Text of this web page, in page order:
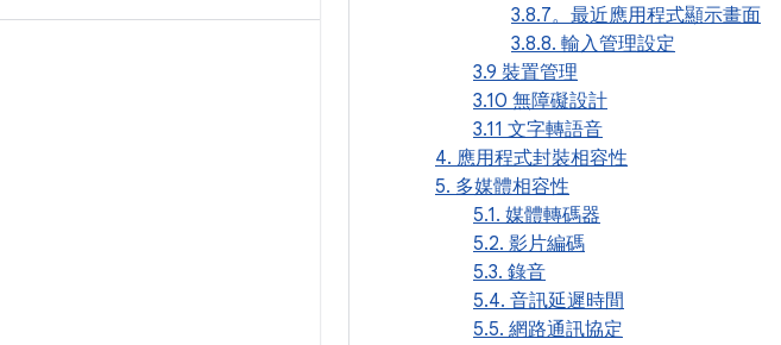
3.8.7。最近應用程式顯示畫面
3.8.8. 輸入管理設定
3.9 裝置管理
3.10 無障礙設計
3.11 文字轉語音
4. 應用程式封裝相容性
5. 多媒體相容性
5.1. 媒體轉碼器
5.2. 影片編碼
5.3. 錄音
5.4. 音訊延遲時間
5.5. 網路通訊協定